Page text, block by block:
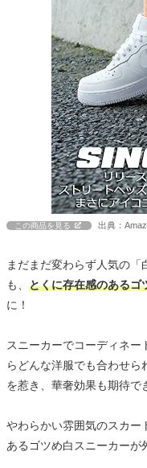
この商品を見る 出典：
まだまだ変わらず人気の
も、 とくに存在感のあるゴ
に！
スニーカーでコーディネ
らどんな洋服でも合わせら
を惹き、華奢効果も期待で
やわらかい雰囲気のスカー
あるゴツめ白スニーカーが